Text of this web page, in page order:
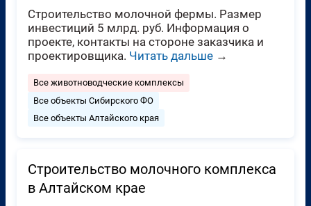
Строительство молочной фермы. Размер
инвестиций 5 млрд. руб. Информация о
проекте, контакты на стороне заказчика и
проектировщика. Читать дальше →
Все животноводческие комплексы
Все объекты Сибирского ФО
Все объекты Алтайского края
Строительство молочного комплекса
в Алтайском крае